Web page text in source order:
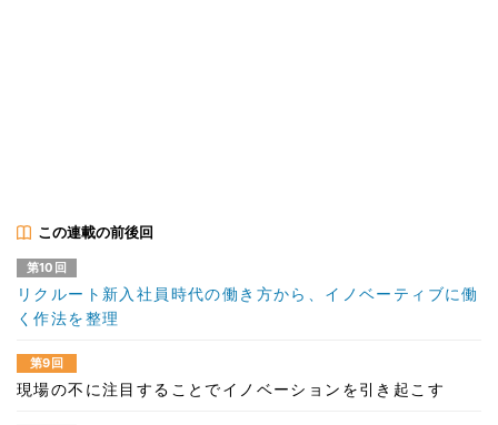
この連載の前後回
第10回
リクルート新入社員時代の働き方から、イノベーティブに働
く作法を整理
第9回
現場の不に注目することでイノベーションを引き起こす